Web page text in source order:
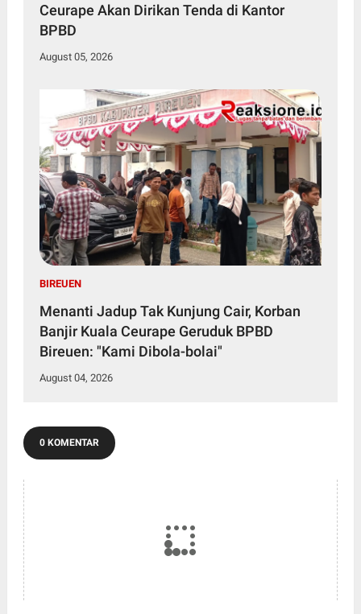
Ceurape Akan Dirikan Tenda di Kantor
BPBD
August 05, 2026
BIREUEN
Menanti Jadup Tak Kunjung Cair, Korban
Banjir Kuala Ceurape Geruduk BPBD
Bireuen: "Kami Dibola-bolai"
August 04, 2026
0 KOMENTAR